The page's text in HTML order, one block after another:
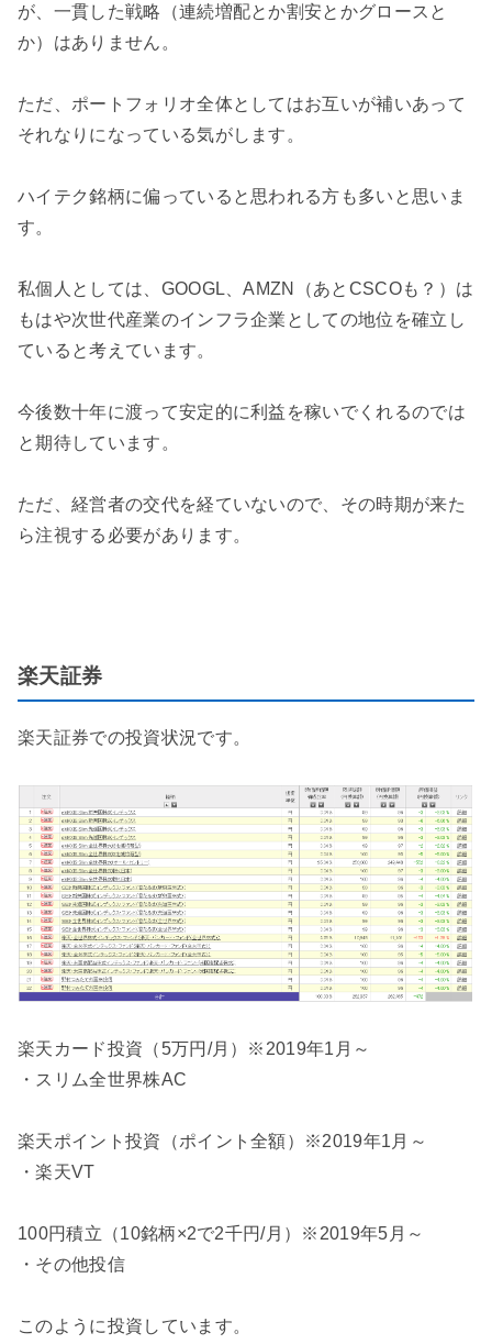
が、一貫した戦略（連続増配とか割安とかグロースと
か）はありません。
ただ、ポートフォリオ全体としてはお互いが補いあって
それなりになっている気がします。
ハイテク銘柄に偏っていると思われる方も多いと思いま
す。
私個人としては、GOOGL、AMZN（あとCSCOも？）は
もはや次世代産業のインフラ企業としての地位を確立し
ていると考えています。
今後数十年に渡って安定的に利益を稼いでくれるのでは
と期待しています。
ただ、経営者の交代を経ていないので、その時期が来た
ら注視する必要があります。
楽天証券
楽天証券での投資状況です。
楽天カード投資（5万円/月）※2019年1月～
・スリム全世界株AC
楽天ポイント投資（ポイント全額）※2019年1月～
・楽天VT
100円積立（10銘柄×2で2千円/月）※2019年5月～
・その他投信
このように投資しています。